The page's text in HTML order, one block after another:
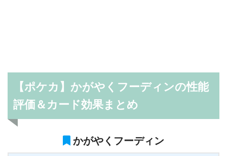
【ポケカ】かがやくフーディンの性能
評価＆カード効果まとめ
かがやくフーディン